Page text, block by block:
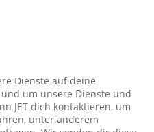
Dienste auf deine
um unsere Dienste und
JET dich kontaktieren, um
unter anderem